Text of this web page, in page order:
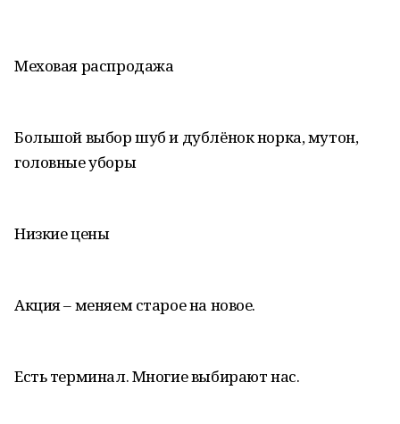
Меховая распродажа
Большой выбор шуб и дублёнок норка, мутон,
головные уборы
Низкие цены
Акция – меняем старое на новое.
Есть терминал. Многие выбирают нас.